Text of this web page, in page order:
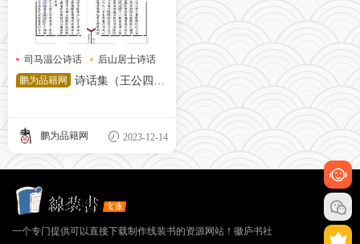
司马温公诗话
后山居士诗话
王公四六话
鹏为品籍网
诗话集（王公四六
鹏为品籍网 2023-12-14
一个专门提供可以直接下载制作线装书的资源网站！徽庐书社